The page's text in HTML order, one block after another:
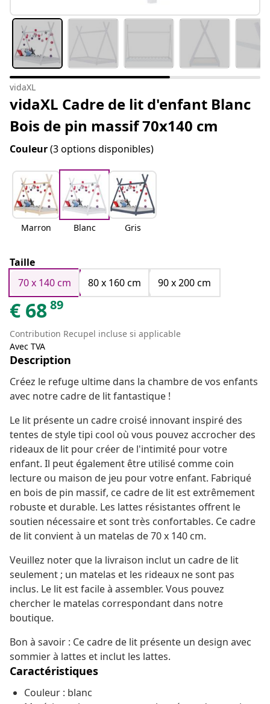
vidaXL
vidaXL Cadre de lit d'enfant Blanc
Bois de pin massif 70x140 cm
Couleur(3 options disponibles)
Marron Blanc Gris
Taille
70 x 140 cm
80 x 160 cm 90 x 200 cm
€ 6889
Contribution Recupel incluse si applicable
Avec TVA
Description
Créez le refuge ultime dans la chambre de vos enfants
avec notre cadre de lit fantastique !
Le lit présente un cadre croisé innovant inspiré des
tentes de style tipi cool où vous pouvez accrocher des
rideaux de lit pour créer de l'intimité pour votre
enfant. Il peut également être utilisé comme coin
lecture ou maison de jeu pour votre enfant. Fabriqué
en bois de pin massif, ce cadre de lit est extrêmement
robuste et durable. Les lattes résistantes offrent le
soutien nécessaire et sont très confortables. Ce cadre
de lit convient à un matelas de 70 x 140 cm.
Veuillez noter que la livraison inclut un cadre de lit
seulement ; un matelas et les rideaux ne sont pas
inclus. Le lit est facile à assembler. Vous pouvez
chercher le matelas correspondant dans notre
boutique.
Bon à savoir : Ce cadre de lit présente un design avec
sommier à lattes et inclut les lattes.
Caractéristiques
Couleur : blanc